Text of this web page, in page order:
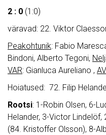
2 : 0 (1:0)
väravad: 22. Viktor
Peakohtunik: Fabio
Bindoni, Alberto Tegoni,
VAR: Gianluca Aureliano ,
Hoiatused: 72. Filip
Rootsi: 1-Robin Olsen, 6-
Helander, 3-Victor Lindelöf,
(84. Kristoffer Olsson), 8-